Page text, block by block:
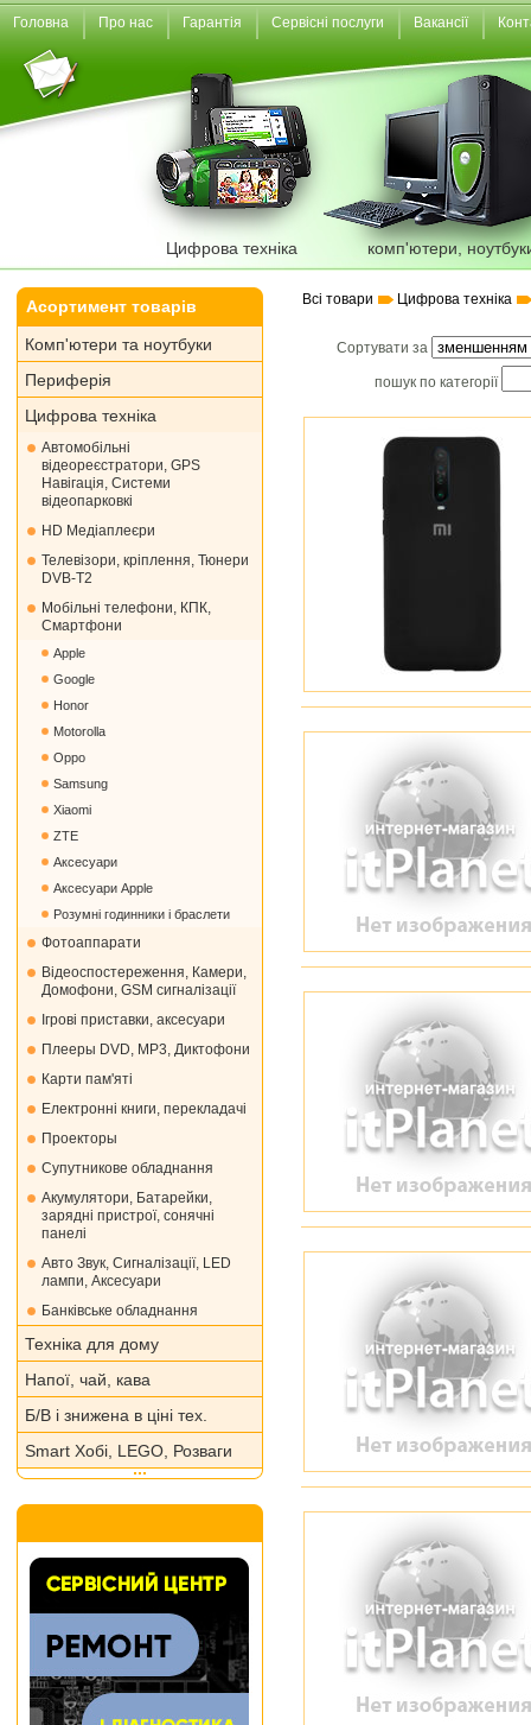
Головна Про нас Гарантія Сервісні послуги Вакансії
Цифрова техніка комп'ютери,
Асортимент товарів
Комп'ютери та ноутбуки
Периферія
Цифрова техніка
Автомобільні
відеореєстратори, GPS
Навігація, Системи
відеопарковкі
HD Медіаплеєри
Телевізори, кріплення, Тюнери
DVB-T2
Мобільні телефони, КПК,
Смартфони
Apple
Google
Honor
Motorolla
Oppo
Samsung
Xiaomi
ZTE
Аксесуари
Аксесуари Apple
Розумні годинники і браслети
Фотоаппарати
Відеоспостереження, Камери,
Домофони, GSM сигналізації
Ігрові приставки, аксесуари
Плееры DVD, MP3, Диктофони
Карти пам'яті
Електронні книги, перекладачі
Проекторы
Супутникове обладнання
Акумулятори, Батарейки,
зарядні пристрої, сонячні
панелі
Авто Звук, Сигналізації, LED
лампи, Аксесуари
Банківське обладнання
Техніка для дому
Напої, чай, кава
Б/В і знижена в ціні тех.
Smart Хобі, LEGO, Розваги
Всі товари Цифрова техніка
Сортувати за
пошук по категорії